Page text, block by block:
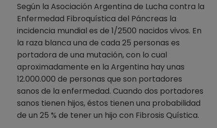
Según la Asociación Argentina de Lucha contra la
Enfermedad Fibroquística del Páncreas la
incidencia mundial es de 1/2500 nacidos vivos. En
la raza blanca una de cada 25 personas es
portadora de una mutación, con lo cual
aproximadamente en la Argentina hay unas
12.000.000 de personas que son portadores
sanos de la enfermedad. Cuando dos portadores
sanos tienen hijos, éstos tienen una probabilidad
de un 25 % de tener un hijo con Fibrosis Quística.